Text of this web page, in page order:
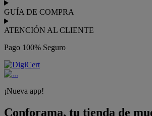
GUÍA DE COMPRA
ATENCIÓN AL CLIENTE
Pago 100% Seguro
¡Nueva app!
Conforama, tu tienda de